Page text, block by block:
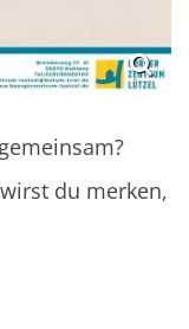
du merken,